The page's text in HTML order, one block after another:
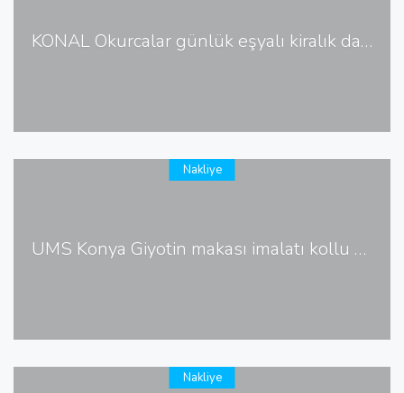
KONAL Okurcalar günlük eşyalı kiralık daire ev yazlık
UMS Konya Giyotin makası imalatı kollu giyotin makası guillotine shears
Nakliye
Nakliye